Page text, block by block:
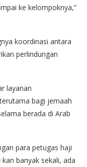
ke kelompoknya,”
koordinasi antara
perlindungan
layanan
bagi jemaah
berada di Arab
para petugas haji
banyak sekali, ada